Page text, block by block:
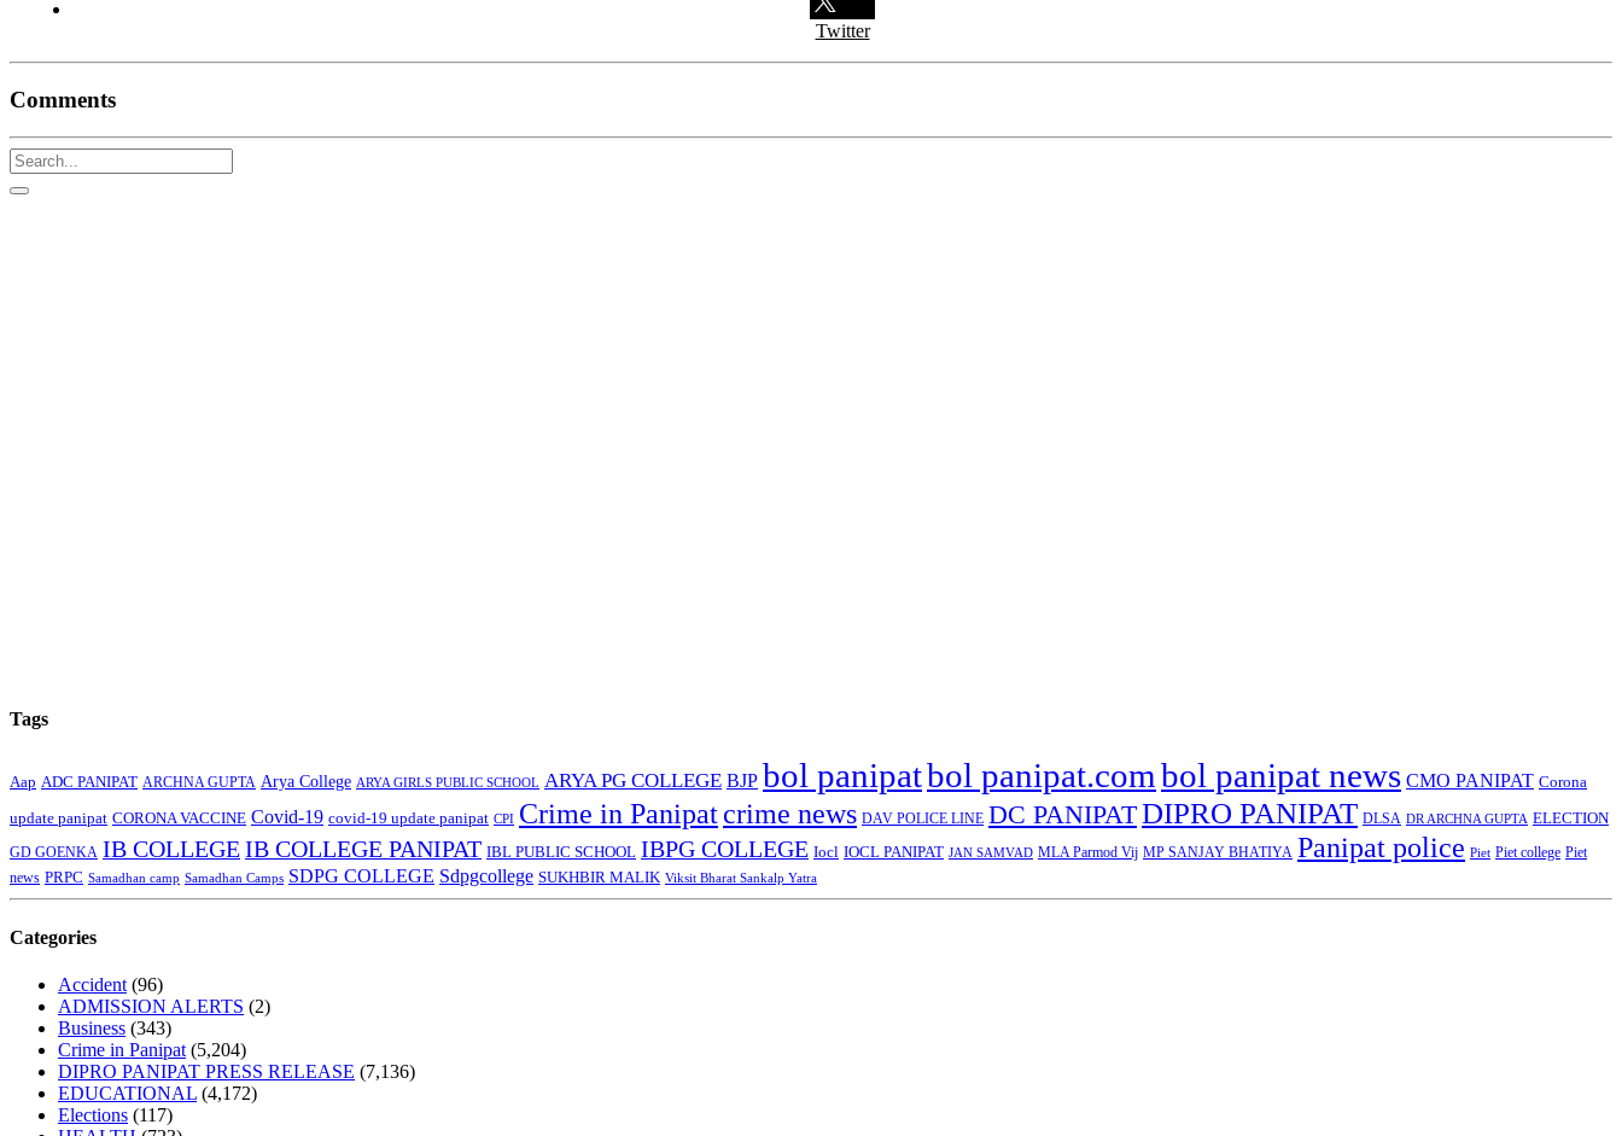
Twitter
Comments
Tags
Aap ADC PANIPAT ARCHNA GUPTA Arya College ARYA GIRLS PUBLIC SCHOOL ARYA PG COLLEGE BJP bol panipatbol panipat.combol panipat news CMO PANIPAT Corona
update panipat CORONA VACCINE Covid-19 covid-19 update panipat CPI Crime in Panipatcrime news DAV POLICE LINE DC PANIPATDIPRO PANIPAT DLSA DR ARCHNA GUPTA ELECTION
GD GOENKA IB COLLEGEIB COLLEGE PANIPAT IBL PUBLIC SCHOOL IBPG COLLEGE Iocl IOCL PANIPAT JAN SAMVAD MLA Parmod Vij MP SANJAY BHATIYA Panipat police Piet Piet college Piet
news PRPC Samadhan camp Samadhan Camps SDPG COLLEGE Sdpgcollege SUKHBIR MALIK Viksit Bharat Sankalp Yatra
Categories
Accident (96)
ADMISSION ALERTS (2)
Business (343)
Crime in Panipat (5,204)
DIPRO PANIPAT PRESS RELEASE (7,136)
EDUCATIONAL (4,172)
Elections (117)